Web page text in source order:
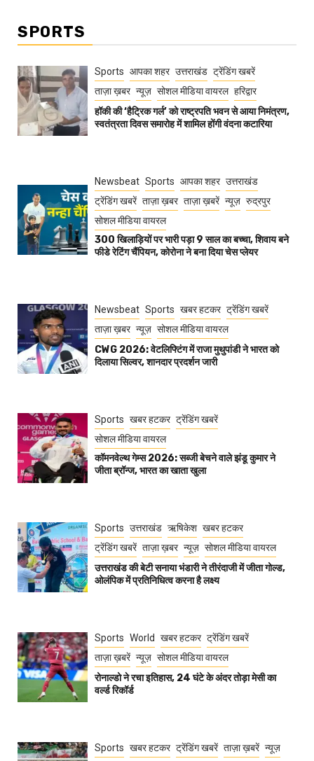
SPORTS
Sports आपका शहर उत्तराखंड ट्रेंडिंग खबरें
ताज़ा ख़बर न्यूज़ सोशल मीडिया वायरल हरिद्वार
हॉकी की ‘हैट्रिक गर्ल’ को राष्ट्रपति भवन से आया निमंत्रण,
स्वतंत्रता दिवस समारोह में शामिल होंगी वंदना कटारिया
Newsbeat Sports आपका शहर उत्तराखंड
ट्रेंडिंग खबरें ताज़ा ख़बर ताज़ा ख़बरें न्यूज़ रुद्रपुर
सोशल मीडिया वायरल
300 खिलाड़ियों पर भारी पड़ा 9 साल का बच्चा, शिवाय बने
फीडे रेटिंग चैंपियन, कोरोना ने बना दिया चेस प्लेयर
Newsbeat Sports खबर हटकर ट्रेंडिंग खबरें
ताज़ा ख़बर न्यूज़ सोशल मीडिया वायरल
CWG 2026: वेटलिफ्टिंग में राजा मुथुपांडी ने भारत को
दिलाया सिल्वर, शानदार प्रदर्शन जारी
Sports खबर हटकर ट्रेंडिंग खबरें
सोशल मीडिया वायरल
कॉमनवेल्थ गेम्स 2026: सब्जी बेचने वाले झंडू कुमार ने
जीता ब्रॉन्ज, भारत का खाता खुला
Sports उत्तराखंड ऋषिकेश खबर हटकर
ट्रेंडिंग खबरें ताज़ा ख़बर न्यूज़ सोशल मीडिया वायरल
उत्तराखंड की बेटी सनाया भंडारी ने तीरंदाजी में जीता गोल्ड,
ओलंपिक में प्रतिनिधित्व करना है लक्ष्य
Sports World खबर हटकर ट्रेंडिंग खबरें
ताज़ा ख़बरें न्यूज़ सोशल मीडिया वायरल
रोनाल्डो ने रचा इतिहास, 24 घंटे के अंदर तोड़ा मेसी का
वर्ल्ड रिकॉर्ड
Sports खबर हटकर ट्रेंडिंग खबरें ताज़ा ख़बरें न्यूज़